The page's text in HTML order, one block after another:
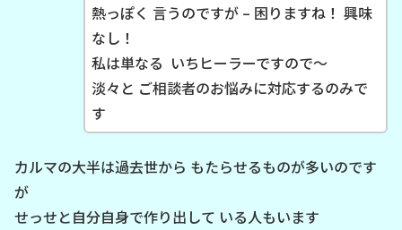
熱っぽく 言うのですが – 困りますね！ 興味
なし！
私は単なる いちヒーラーですので～
淡々と ご相談者のお悩みに対応するのみで
す
カルマの大半は過去世から もたらせるものが多いのです
が
せっせと自分自身で作り出して いる人もいます